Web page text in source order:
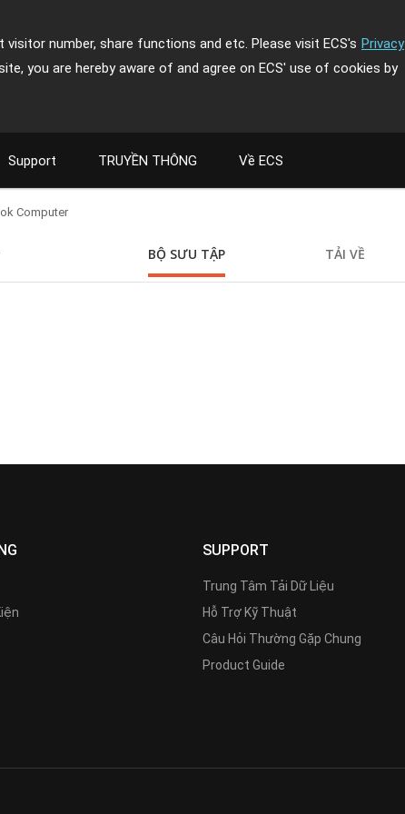
number, share functions and etc. Please visit ECS's Privacy
you are hereby aware of and agree on ECS' use of cookies by
Support TRUYỀN THÔNG Về ECS
Computer
BỘ SƯU TẬP TẢI VỀ
SUPPORT
Trung Tâm Tải Dữ Liệu
Hỗ Trợ Kỹ Thuật
Câu Hỏi Thường Gặp Chung
Product Guide